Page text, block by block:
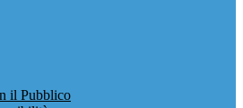
il Pubblico